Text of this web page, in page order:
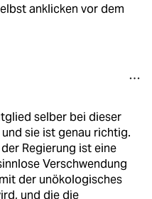
anklicken vor dem
selber bei dieser
sie ist genau richtig.
Regierung ist eine
Verschwendung
der unökologisches
und die die